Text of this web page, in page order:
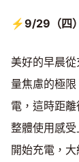
⚡9/29（四
美好的早晨
量焦慮的極
電，這時距
整體使用感
開始充電，